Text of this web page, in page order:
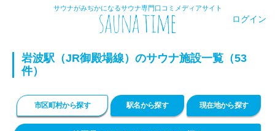
サウナがみぢかになるサウナ専門口コミメディアサイト
ログイン
岩波駅（JR御殿場線）のサウナ施設一覧（53
件）
市区町村から探す 駅名から探す 現在地から探す